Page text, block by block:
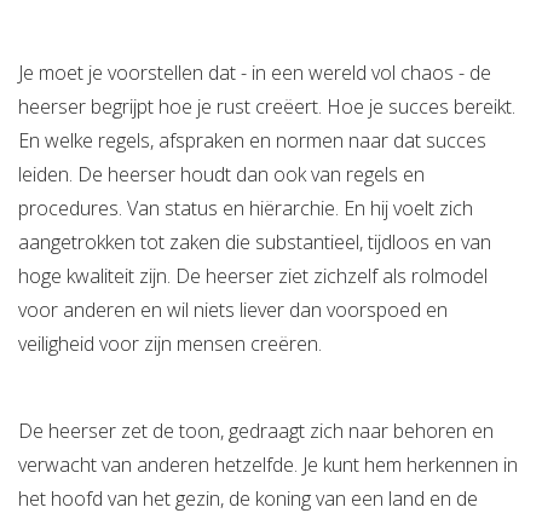
Je moet je voorstellen dat - in een wereld vol chaos - de
heerser begrijpt hoe je rust creëert. Hoe je succes bereikt.
En welke regels, afspraken en normen naar dat succes
leiden. De heerser houdt dan ook van regels en
procedures. Van status en hiërarchie. En hij voelt zich
aangetrokken tot zaken die substantieel, tijdloos en van
hoge kwaliteit zijn. De heerser ziet zichzelf als rolmodel
voor anderen en wil niets liever dan voorspoed en
veiligheid voor zijn mensen creëren.
De heerser zet de toon, gedraagt zich naar behoren en
verwacht van anderen hetzelfde. Je kunt hem herkennen in
het hoofd van het gezin, de koning van een land en de